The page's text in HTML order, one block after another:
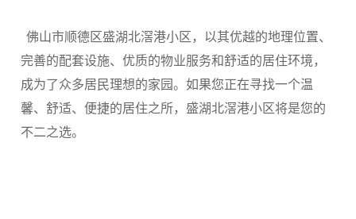
佛山市顺德区盛湖北滘港小区，以其优越的地理位置、
完善的配套设施、优质的物业服务和舒适的居住环境，
成为了众多居民理想的家园。如果您正在寻找一个温
馨、舒适、便捷的居住之所，盛湖北滘港小区将是您的
不二之选。